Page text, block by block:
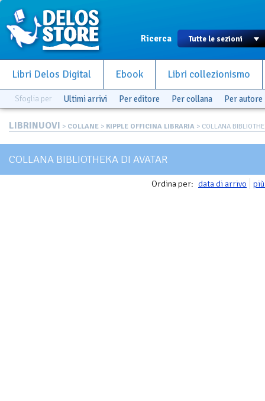
Ricerca
Libri Delos Digital Ebook Libri collezionismo
Sfoglia per Ultimi arrivi Per editore Per collana Per autore
LIBRINUOVI > COLLANE > KIPPLE OFFICINA LIBRARIA > COLLANA
COLLANA BIBLIOTHEKA DI AVATAR
Ordina per: data di arrivo